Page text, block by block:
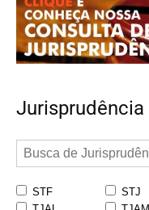
Jurisprudência
STF STJ